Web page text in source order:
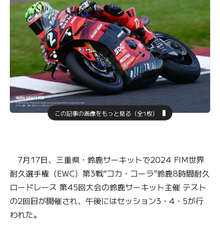
この記事の画像をもっと見る（全1枚）
7月17日、三重県・鈴鹿サーキットで2024 FIM世界
耐久選手権（EWC）第3戦“コカ・コーラ”鈴鹿8時間耐久
ロードレース 第45回大会の鈴鹿サーキット主催 テスト
の2回目が開催され、午後にはセッション3・4・5が行
われた。